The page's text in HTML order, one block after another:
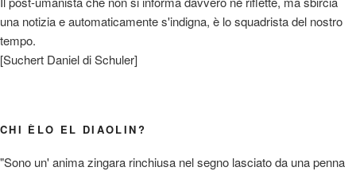
una notizia e automaticamente s'indigna, è lo squadrista del nostro
tempo.
[Suchert Daniel di Schuler]
CHI ÈLO EL DIAOLIN?
"Sono un' anima zingara rinchiusa nel segno lasciato da una penna